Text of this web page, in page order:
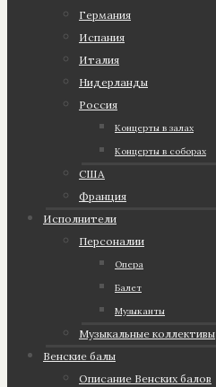
Германия
Испания
Италия
Нидерланды
Россия
Концерты в залах
Концерты в соборах
США
Франция
Исполнители
Персоналии
Опера
Балет
Музыканты
Музыкальные коллективы
Венские балы
Описание Венских балов